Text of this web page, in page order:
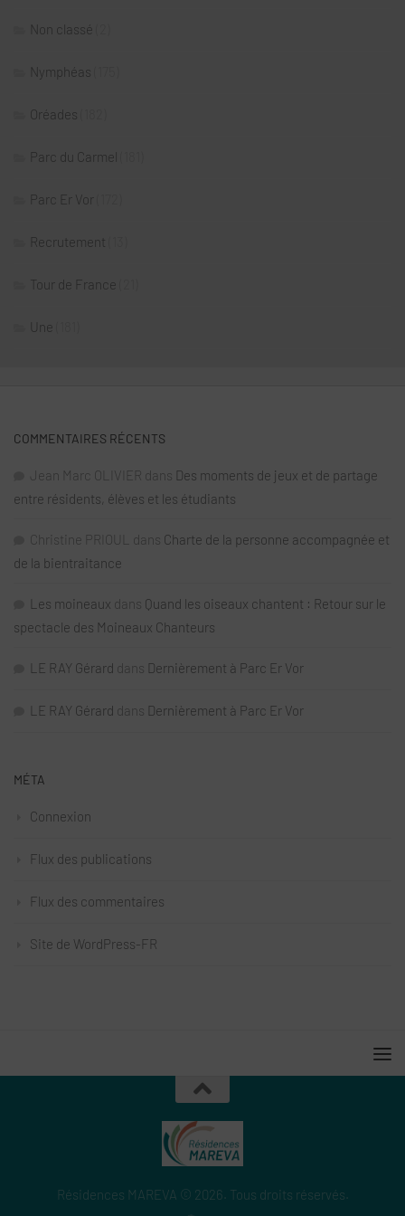
Non classé
Nymphéas
Oréades
Parc du Carmel
Parc Er Vor
Recrutement
Tour de France
Une
COMMENTAIRES RÉCENTS
Jean Marc OLIVIER dans Des moments de jeux et de partage
entre résidents, élèves et les étudiants
Christine PRIOUL dans Charte de la personne accompagnée et
de la bientraitance
Les moineaux dans Quand les oiseaux chantent : Retour sur le
spectacle des Moineaux Chanteurs
LE RAY Gérard dans Dernièrement à Parc Er Vor
LE RAY Gérard dans Dernièrement à Parc Er Vor
MÉTA
Connexion
Flux des publications
Flux des commentaires
Site de WordPress-FR
Résidences MAREVA © 2026. Tous droits réservés.